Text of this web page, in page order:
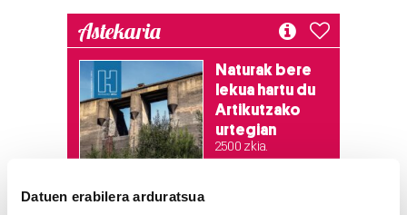
Datuen erabilera arduratsua
Astekaria
Naturak bere
lekua hartu du
Artikutzako
urtegian
2.500 zkia.